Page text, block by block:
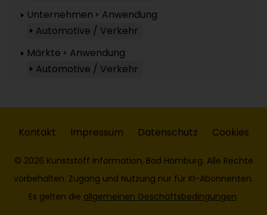
Unternehmen
Anwendung
Automotive / Verkehr
Märkte
Anwendung
Automotive / Verkehr
Kontakt Impressum Datenschutz Cookies
© 2026 Kunststoff Information, Bad Homburg. Alle Rechte
vorbehalten. Zugang und Nutzung nur für KI-Abonnenten.
Es gelten die allgemeinen Geschäftsbedingungen.